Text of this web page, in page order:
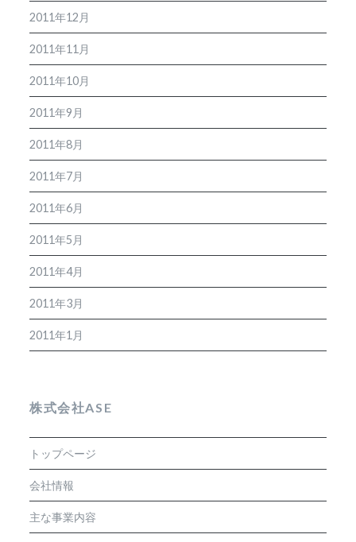
2011年12月
2011年11月
2011年10月
2011年9月
2011年8月
2011年7月
2011年6月
2011年5月
2011年4月
2011年3月
2011年1月
株式会社ASE
トップページ
会社情報
主な事業内容